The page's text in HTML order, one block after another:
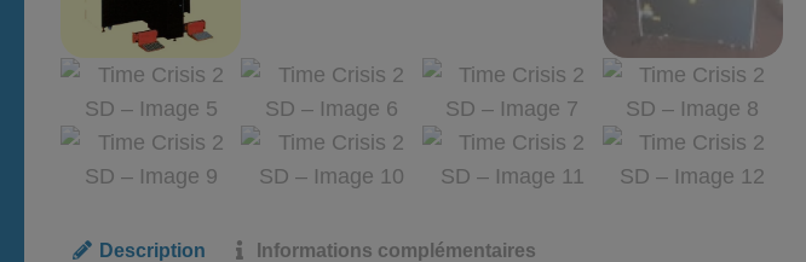
Description Informations complémentaires